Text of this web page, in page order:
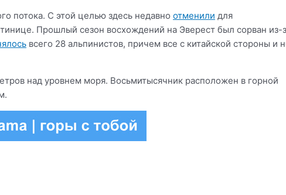
потока. С этой целью здесь недавно отменили для
Прошлый сезон восхождений на Эверест был сорван из-
всего 28 альпинистов, причем все с китайской стороны и
над уровнем моря. Восьмитысячник расположен в горной